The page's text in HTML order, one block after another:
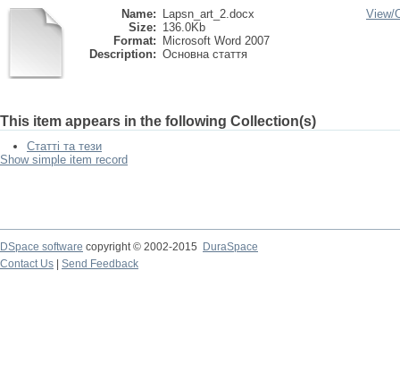
Name:
Lapsn_art_2.docx
Size: 136.0Kb
Format:
Microsoft Word 2007
Description: Основна стаття
View/
This item appears in the following Collection(s)
Статті та тези
Show simple item record
DSpace software copyright © 2002-2015
DuraSpace
Contact Us
Send Feedback